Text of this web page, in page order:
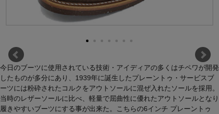
今日のブーツに使用されている技術・アイディアの多くはチペワが開発
したものが多分にあり、1939年に誕生したプレーントゥ・サービスブ
ーツには粉砕されたコルクをアウトソールに混ぜ入れたソールを採用。
当時のレザーソールに比べ、軽量で屈曲性に優れたアウトソールとなり
履きやすいブーツにする事が出来た。こちらの6インチ プレーントゥ